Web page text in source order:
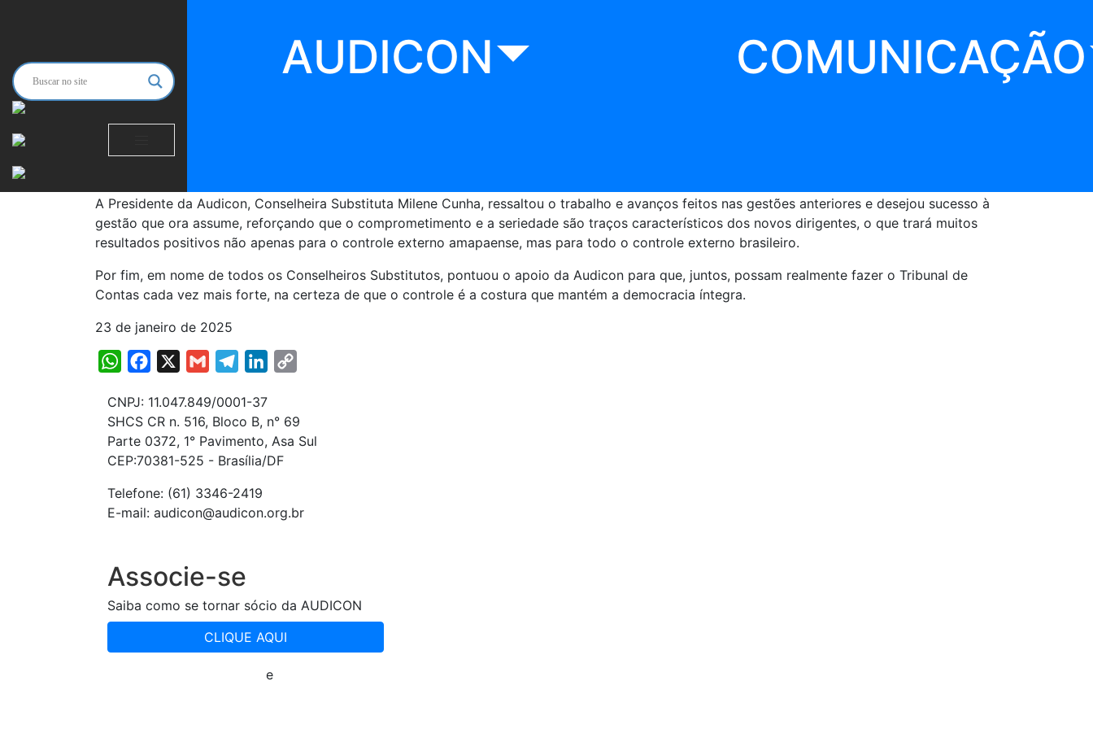
AUDICON COMUNICAÇÃO
WhatsApp
Facebook TelegramLinkedInCopy
Tomaram posse os Conselheiros Reginaldo Parnow Ennes, como Presidente, Regildo Wanderley Salomão, como 1º Vice-Presidente e Maria
A Presidente da Audicon, Conselheira Substituta Milene Cunha, ressaltou o trabalho e avanços feitos nas gestões anteriores e desejou sucesso à
gestão que ora assume, reforçando que o comprometimento e a seriedade são traços característicos dos novos dirigentes, o que trará muitos
resultados positivos não apenas para o controle externo amapaense, mas para todo o controle externo brasileiro.
Por fim, em nome de todos os Conselheiros Substitutos, pontuou o apoio da Audicon para que, juntos, possam realmente fazer o Tribunal de
Contas cada vez mais forte, na certeza de que o controle é a costura que mantém a democracia íntegra.
23 de janeiro de 2025
WhatsAppFacebook Gmail TelegramLinkedIn
CNPJ: 11.047.849/0001-37
SHCS CR n. 516, Bloco B, n° 69
Parte 0372, 1° Pavimento, Asa Sul
CEP:70381-525 - Brasília/DF
Telefone: (61) 3346-2419
E-mail: audicon@audicon.org.br
Associe-se
Saiba como se tornar sócio da AUDICON
CLIQUE AQUI
e